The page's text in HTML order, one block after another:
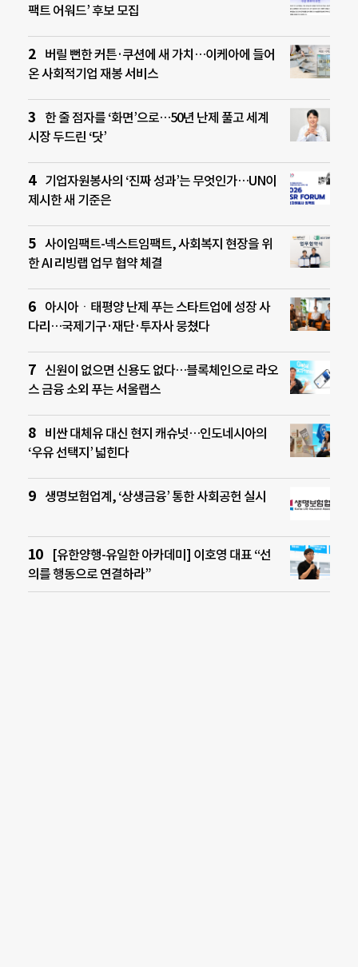
팩트 어워드’ 후보 모집
버릴 뻔한 커튼·쿠션에 새 가치…이케아에 들어
온 사회적기업 재봉 서비스
한 줄 점자를 ‘화면’으로…50년 난제 풀고 세계
시장 두드린 ‘닷’
기업자원봉사의 ‘진짜 성과’는 무엇인가…UN이
제시한 새 기준은
사이임팩트-넥스트임팩트, 사회복지 현장을 위
한 AI 리빙랩 업무 협약 체결
아시아ㆍ태평양 난제 푸는 스타트업에 성장 사
다리…국제기구·재단·투자사 뭉쳤다
신원이 없으면 신용도 없다…블록체인으로 라오
스 금융 소외 푸는 서울랩스
비싼 대체유 대신 현지 캐슈넛…인도네시아의
‘우유 선택지’ 넓힌다
생명보험업계, ‘상생금융’ 통한 사회공헌 실시
[유한양행-유일한 아카데미] 이호영 대표 “선
의를 행동으로 연결하라”